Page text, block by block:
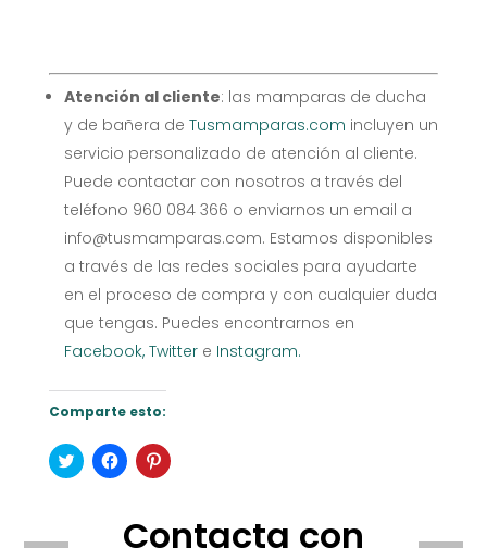
Atención al cliente: las mamparas de ducha
y de bañera de Tusmamparas.com incluyen un
servicio personalizado de atención al cliente.
Puede contactar con nosotros a través del
teléfono 960 084 366 o enviarnos un email a
info@tusmamparas.com. Estamos disponibles
a través de las redes sociales para ayudarte
en el proceso de compra y con cualquier duda
que tengas. Puedes encontrarnos en
Facebook,Twittere Instagram.
Comparte esto:
Haz
clic
Haz
clic
Facebook
(Se
Haz
clic
Pinterest
(Se
Contacta con